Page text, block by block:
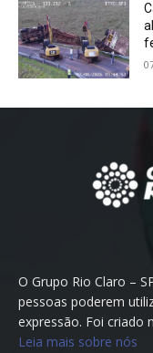
O Grupo Rio Claro –
pessoas poderem
expressão. Foi criado
Leia mais sobre nós